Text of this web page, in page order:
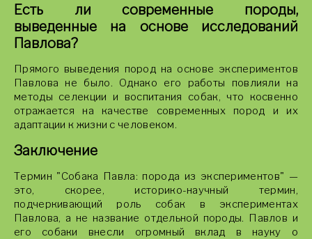
Есть ли современные породы,
выведенные на основе исследований
Павлова?
Прямого выведения пород на основе экспериментов
Павлова не было. Однако его работы повлияли на
методы селекции и воспитания собак, что косвенно
отражается на качестве современных пород и их
адаптации к жизни с человеком.
Заключение
Термин "Собака Павла: порода из экспериментов" —
это, скорее, историко-научный термин,
подчеркивающий роль собак в экспериментах
Павлова, а не название отдельной породы. Павлов и
его собаки внесли огромный вклад в науку о